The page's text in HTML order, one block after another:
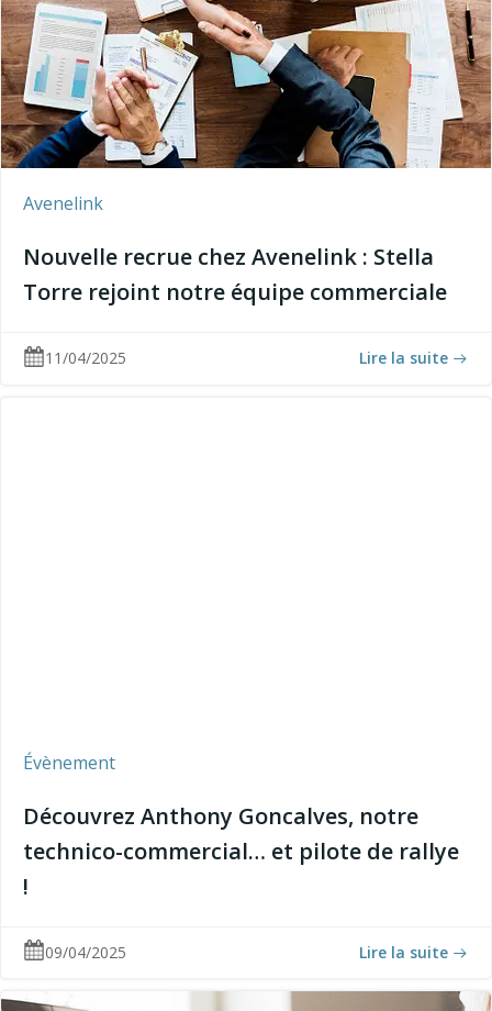
Avenelink
Nouvelle recrue chez Avenelink : Stella
Torre rejoint notre équipe commerciale
11/04/2025 Lire la suite
Évènement
Découvrez Anthony Goncalves, notre
technico-commercial… et pilote de rallye
!
09/04/2025 Lire la suite